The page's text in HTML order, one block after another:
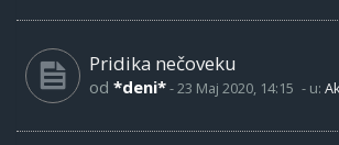
Pridika nečoveku
od *deni*-23 Maj 2020, 14:15 - u: